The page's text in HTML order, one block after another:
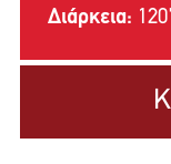
Διάρκεια: 120'